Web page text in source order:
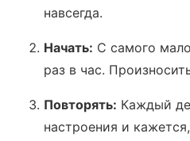
навсегда.
Начать: С самого
раз в час.
Повторять: Каждый
настроения и